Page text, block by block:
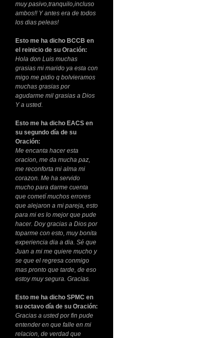
muy pasivo,tranquilo,incluso
ambos!! Y antes era de todos
los dias peleas!
Esto me ha dicho BCCB en
el reinicio de su Oración:
Hola don Luis muchas
grasias mi marido ya esta con
migo me pidio q bolvieramos
muchas grasias por
agudarme mil grasias a Dios
Y a usted.
Esto me ha dicho EACS en
su segundo día de su
Oración:
Me encanta hacer esta
oracion, me da mucha paz,
me reconforta mi alma mi
corazon. Me ha servido
mucho para darme cuenta
que cometí muchos errores
que alejaron a mi pareja, esto
para mi es lo mejor que pude
hacer. Doy gracias a Dios por
toparme con esto, muy bonita
experiencia dia a dia. Sé que
Juan a mi me quiere mucho y
se que el regresa conmigo
mas pronto que tarde, de eso
estoy muy segura. Gracias.
Esto me ha dicho SPMC en
su octavo día de su Oración:
Gracias a usted por fin pude
entender en que falle en mi
relacion, de verdad que